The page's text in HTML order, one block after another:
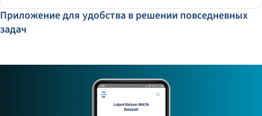
Приложение для удобства в решении повседневных
задач